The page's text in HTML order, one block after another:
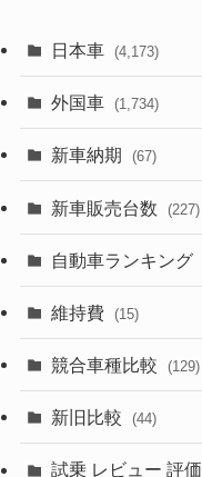
日本車 (4,173)
(1,321)
(329)
(357)
(328)
外国車 (1,734)
(242)
(85)
(84)
新車納期 (67)
(28)
(8)
(3)
(3)
新車販売台数 (227)
自動車ランキング
維持費 (15)
競合車種比較 (129)
新旧比較 (44)
試乗 レビュー 評価